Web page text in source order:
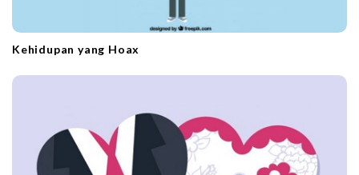
Kehidupan yang Hoax